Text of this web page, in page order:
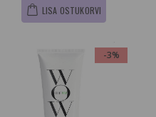
LISA OSTUKORVI
-3%